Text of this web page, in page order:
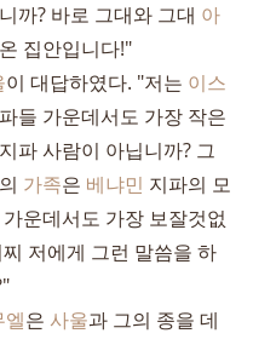
까? 바로 그대와 그대 아
집안입니다!"
이 대답하였다. "저는 이스
들 가운데서도 가장 작은
지파 사람이 아닙니까? 그
가족은 베냐민 지파의 모
가운데서도 가장 보잘것없
저에게 그런 말씀을 하
엘은 사울과 그의 종을 데